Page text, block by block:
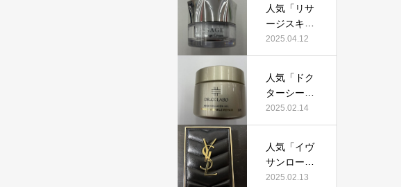
て、口コミ
を検証！
美容マニア
が実際使用
して口コミ
人気「リサ
ージスキン
チェンジク
リーム」っ
すすめ？美
容マニアが
実際使用し
検証！
2025.04.12
人気「ドク
ターシーラ
ボ薬用アク
アコラーゲ
リッチリン
クルリペ
ア」って本
2025.02.14
人気「イヴ
サンローラ
ン クチュー
2025.02.13